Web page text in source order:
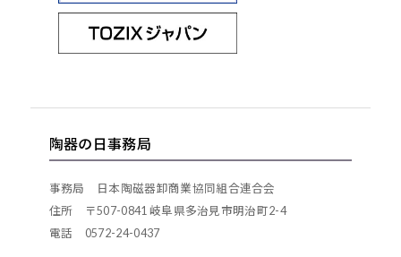
陶器の日事務局
事務局 日本陶磁器卸商業協同組合連合会
住所 〒507-0841 岐阜県多治見市明治町2-4
電話 0572-24-0437